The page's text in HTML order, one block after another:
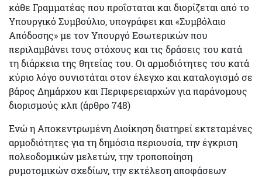
κάθε Γραμματέας που προΐσταται και διορίζεται από το
Υπουργικό Συμβούλιο, υπογράφει και«Συμβόλαιο
Απόδοσης»με τον Υπουργό Εσωτερικών που
περιλαμβάνει τους στόχους και τις δράσεις του κατά
τη διάρκεια της θητείας του. Οι αρμοδιότητες του κατά
κύριο λόγο συνιστάται στον έλεγχο και καταλογισμό σε
βάρος Δημάρχου και Περιφερειαρχών για παράνομους
διορισμούς κλπ (άρθρο 748)
Ενώ η Αποκεντρωμένη Διοίκηση διατηρεί εκτεταμένες
αρμοδιότητες για τη δημόσια περιουσία, την έγκριση
πολεοδομικών μελετών, την τροποποίηση
ρυμοτομικών σχεδίων, την εκτέλεση αποφάσεων